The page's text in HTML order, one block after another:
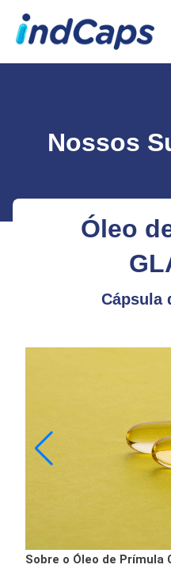
para
conteúdo
Nossos
Óleo
Cápsula
Sobre o Óleo de Prímula